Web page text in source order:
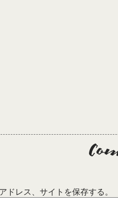
レス、サイトを保存する。